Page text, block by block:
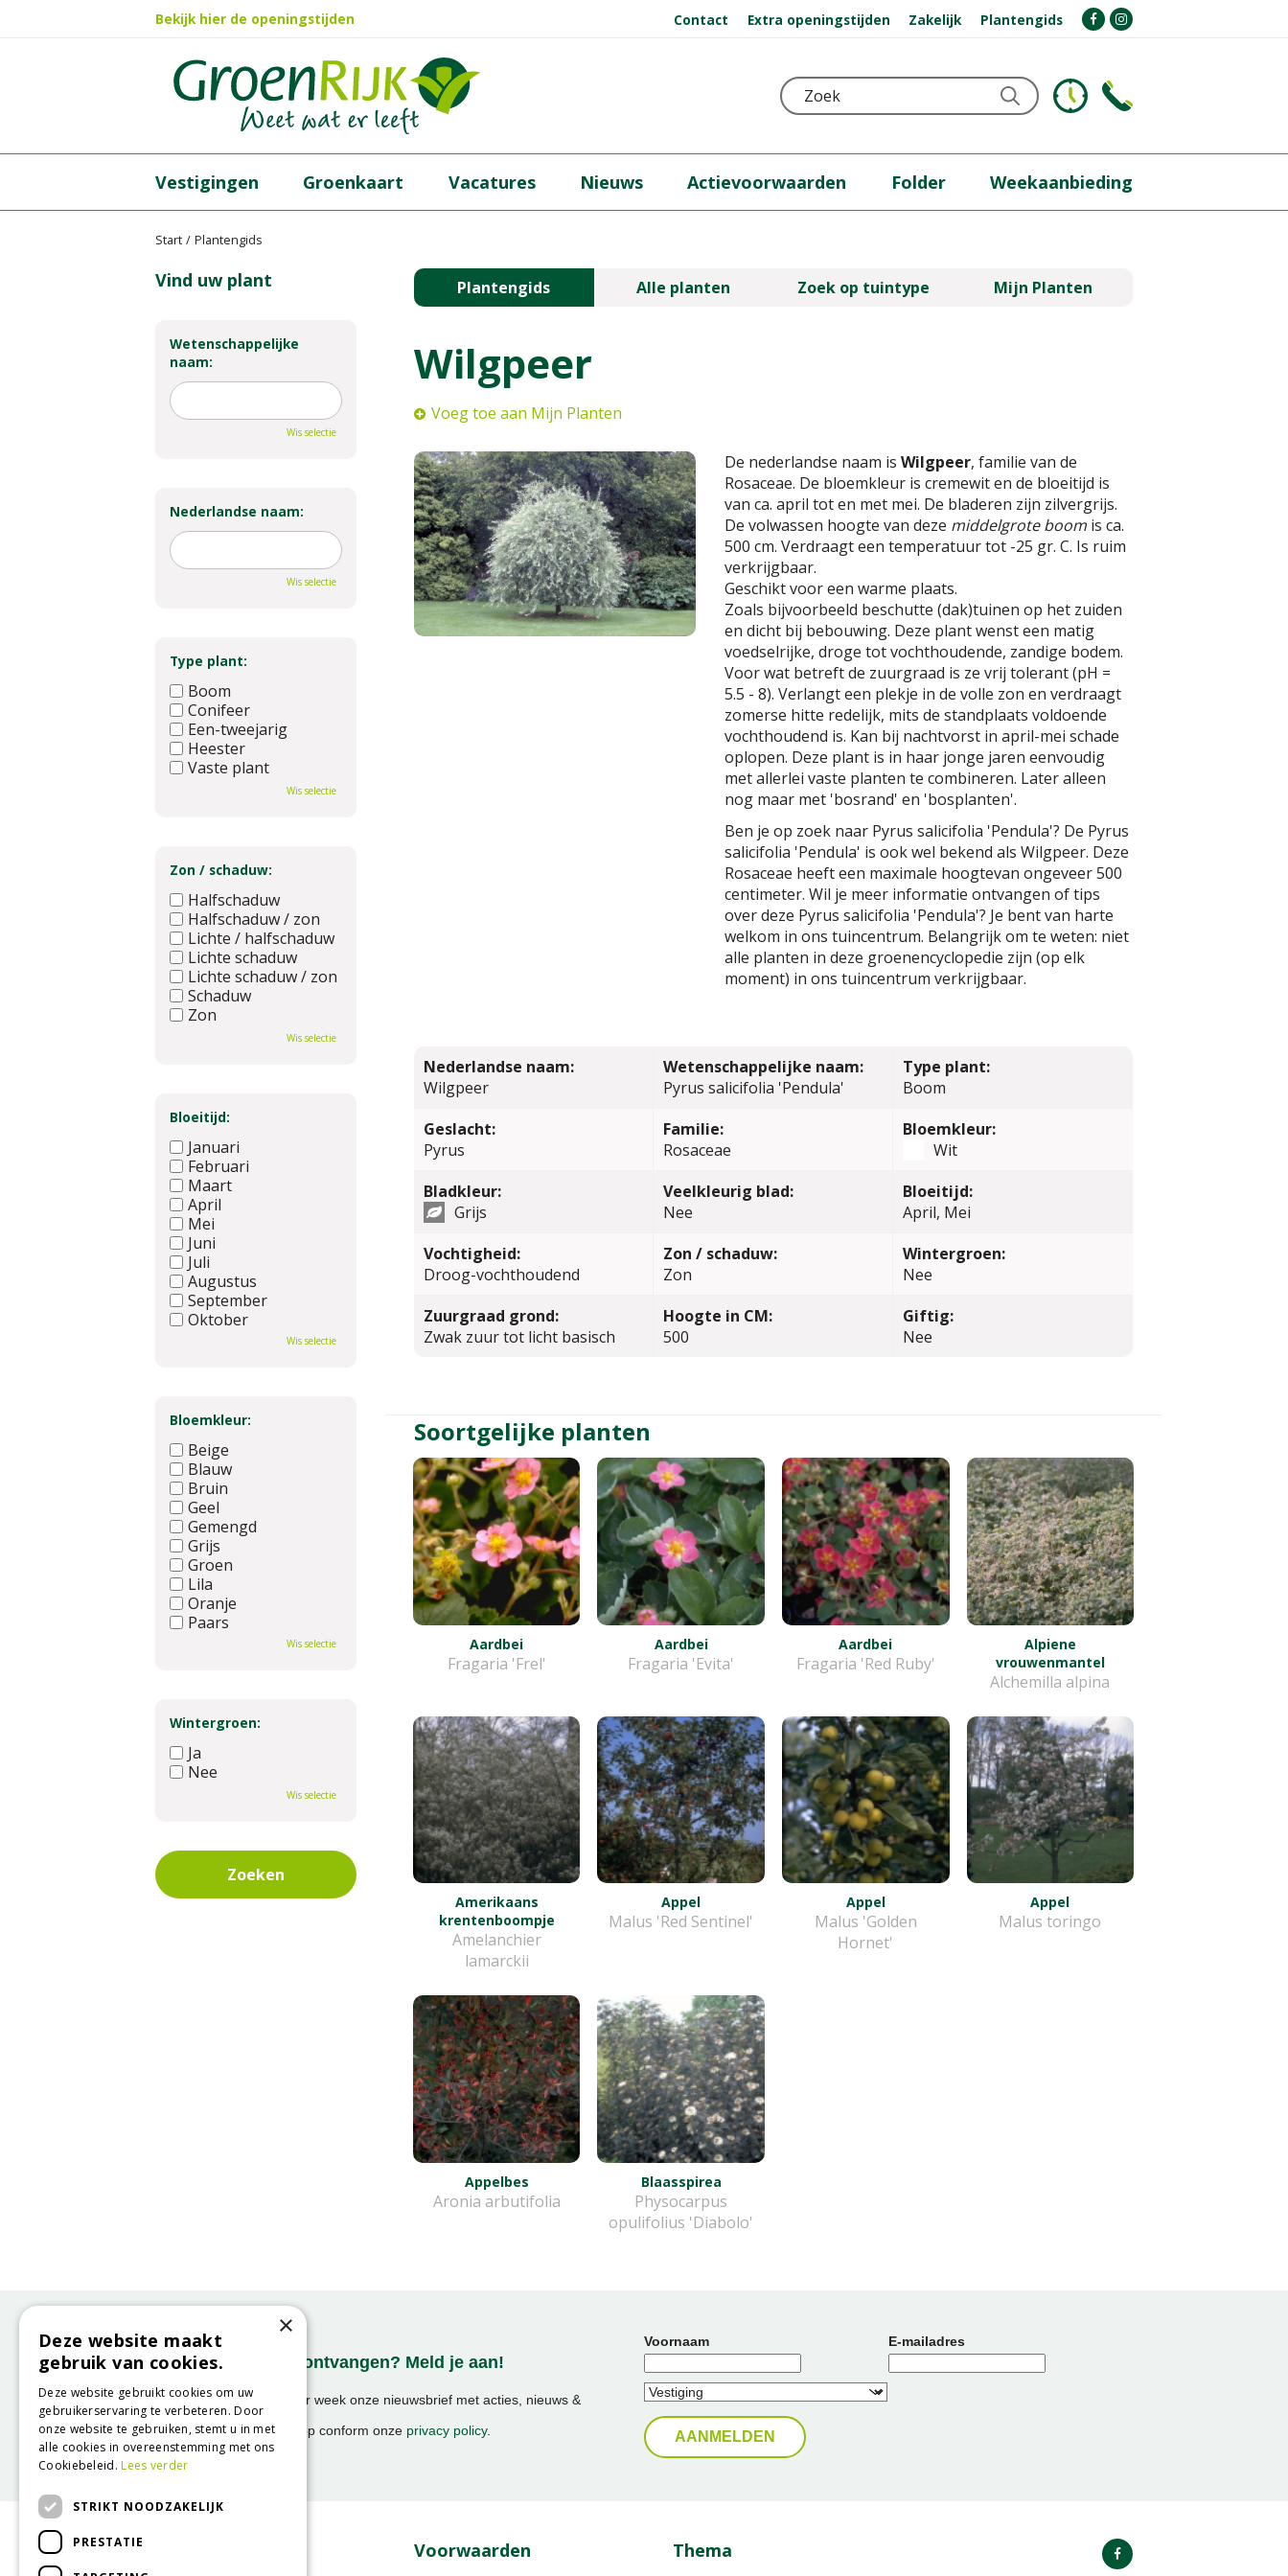
Start Plantengids
Bekijk hier de openingstijden Contact Extra openingstijden Zakelijk Plantengids
Vestigingen Groenkaart Vacatures Nieuws Actievoorwaarden Folder Weekaanbieding
Plantengids Alle planten Zoek op tuintype Mijn Planten
Wilgpeer
Voeg toe aan Mijn Planten
De nederlandse naam is Wilgpeer, familie van de
Rosaceae. De bloemkleur is cremewit en de bloeitijd is
van ca. april tot en met mei. De bladeren zijn zilvergrijs.
De volwassen hoogte van deze middelgrote boom is ca.
500 cm. Verdraagt een temperatuur tot -25 gr. C. Is ruim
verkrijgbaar.
Geschikt voor een warme plaats.
Zoals bijvoorbeeld beschutte (dak)tuinen op het zuiden
en dicht bij bebouwing. Deze plant wenst een matig
voedselrijke, droge tot vochthoudende, zandige bodem.
Voor wat betreft de zuurgraad is ze vrij tolerant (pH =
5.5 - 8). Verlangt een plekje in de volle zon en verdraagt
zomerse hitte redelijk, mits de standplaats voldoende
vochthoudend is. Kan bij nachtvorst in april-mei schade
oplopen. Deze plant is in haar jonge jaren eenvoudig
met allerlei vaste planten te combineren. Later alleen
nog maar met 'bosrand' en 'bosplanten'.
Ben je op zoek naar Pyrus salicifolia 'Pendula'? De Pyrus
salicifolia 'Pendula' is ook wel bekend als Wilgpeer. Deze
Rosaceae heeft een maximale hoogtevan ongeveer 500
centimeter. Wil je meer informatie ontvangen of tips
over deze Pyrus salicifolia 'Pendula'? Je bent van harte
welkom in ons tuincentrum. Belangrijk om te weten: niet
alle planten in deze groenencyclopedie zijn (op elk
moment) in ons tuincentrum verkrijgbaar.
Nederlandse naam:
Wilgpeer
Wetenschappelijke naam:
Pyrus salicifolia 'Pendula'
Type plant:
Boom
Geslacht:
Pyrus
Familie:
Rosaceae
Bloemkleur:
Wit
Bladkleur:
Grijs
Veelkleurig blad:
Nee
Bloeitijd:
April, Mei
Vochtigheid:
Droog-vochthoudend
Zon / schaduw:
Zon
Wintergroen:
Nee
Zuurgraad grond:
Zwak zuur tot licht basisch
Hoogte in CM:
500
Giftig:
Nee
Soortgelijke planten
Aardbei
Fragaria 'Frel'
Aardbei
Fragaria 'Evita'
Aardbei
Fragaria 'Red Ruby'
Alpiene
vrouwenmantel
Alchemilla alpina
Amerikaans
krentenboompje
Amelanchier
lamarckii
Appel
Malus 'Red Sentinel'
Appel
Malus 'Golden
Hornet'
Appel
Malus toringo
Appelbes
Aronia arbutifolia
Blaasspirea
Physocarpus
opulifolius 'Diabolo'
Vind uw plant
Wetenschappelijke
naam:
Wis selectie
Nederlandse naam:
Wis selectie
Type plant:
Boom
Conifeer
Een-tweejarig
Heester
Vaste plant
Wis selectie
Zon / schaduw:
Halfschaduw
Halfschaduw / zon
Lichte / halfschaduw
Lichte schaduw
Lichte schaduw / zon
Schaduw
Zon
Wis selectie
Bloeitijd:
Januari
Februari
Maart
April
Mei
Juni
Juli
Augustus
September
Oktober
Wis selectie
Bloemkleur:
Beige
Blauw
Bruin
Geel
Gemengd
Grijs
Groen
Lila
Oranje
Paars
Wis selectie
Wintergroen:
Ja
Nee
Wis selectie
Onze nieuwsbrief ontvangen? Meld je aan!
Ontvang ongeveer 1x per week onze nieuwsbrief met acties, nieuws &
activiteiten!
We slaan uw gegevens op conform onze privacy policy.
Voornaam E-mailadres
Voorwaarden Thema
×
Deze website maakt
gebruik van cookies.
Deze website gebruikt cookies om uw
gebruikerservaring te verbeteren. Door
onze website te gebruiken, stemt u in met
alle cookies in overeenstemming met ons
Cookiebeleid.Lees verder
STRIKT NOODZAKELIJK
PRESTATIE